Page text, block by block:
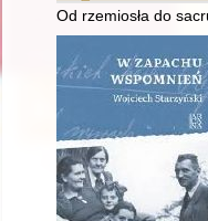
Od rzemiosła do